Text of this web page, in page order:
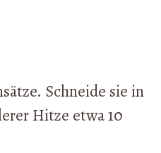
Schneide sie in
Hitze etwa 10